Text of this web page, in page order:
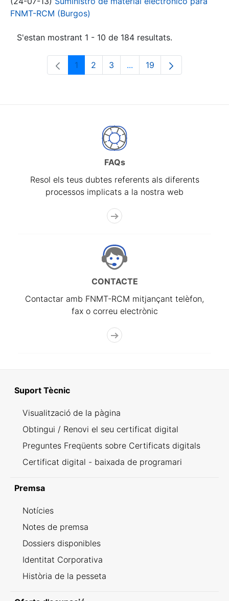
FNMT-RCM (Burgos)
S'estan mostrant 1 - 10 de 184 resultats.
Pàgina
1 Pàgina
2 Pàgina
3 ...Pàgines intermèdies
Pàgina
19
FAQs
Resol els teus dubtes referents als diferents
processos implicats a la nostra web
CONTACTE
Contactar amb FNMT-RCM mitjançant telèfon,
fax o correu electrònic
Suport Tècnic
Visualització de la pàgina
Obtingui / Renovi el seu certificat digital
Preguntes Freqüents sobre Certificats digitals
Certificat digital - baixada de programari
Premsa
Notícies
Notes de premsa
Dossiers disponibles
Identitat Corporativa
Història de la pesseta